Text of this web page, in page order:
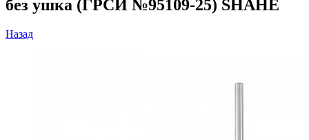
без ушка (ГРСИ №95109-25) SHAHE
Назад